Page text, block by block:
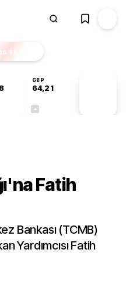
EKSTRA
GBP
64,21
Fatih
Bankası (TCMB)
Yardımcısı Fatih